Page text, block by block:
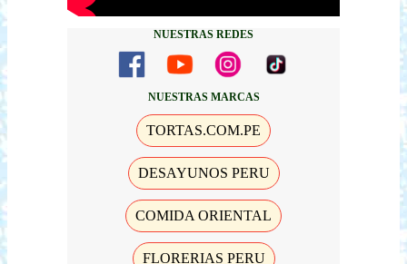
NUESTRAS REDES
NUESTRAS MARCAS
TORTAS.COM.PE
DESAYUNOS PERU
COMIDA ORIENTAL
FLORERIAS PERU